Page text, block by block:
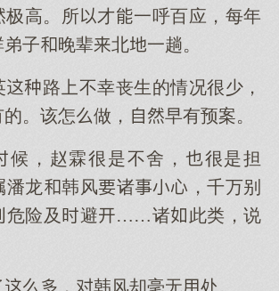
高。所才一呼百应，每年
子晚辈北一趟。
路不幸丧生的情况很少，
。该怎做，早有预案。
候，赵霖很是不舍，很是担
潘龙韩风诸，千万别
危险及避……诸此类，说
，韩风却毫无处。